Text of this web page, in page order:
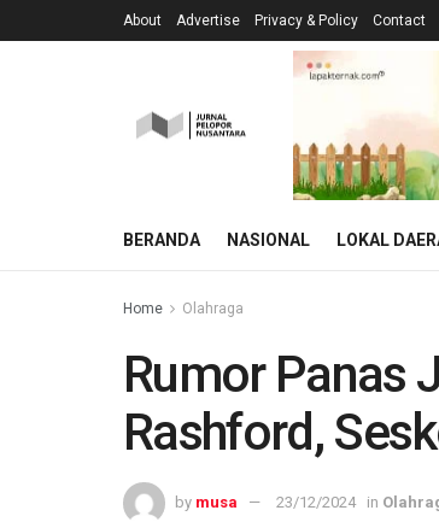
About Advertise Privacy & Policy Contact
BERANDA NASIONAL LOKAL
Home Olahraga
Rumor Panas
Rashford,
by musa 23/12/2024 in